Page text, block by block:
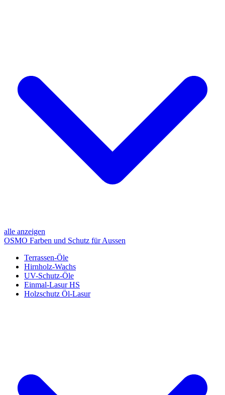
alle anzeigen
OSMO Farben und Schutz für Aussen
Terrassen-Öle
Hirnholz-Wachs
UV-Schutz-Öle
Einmal-Lasur HS
Holzschutz Öl-Lasur